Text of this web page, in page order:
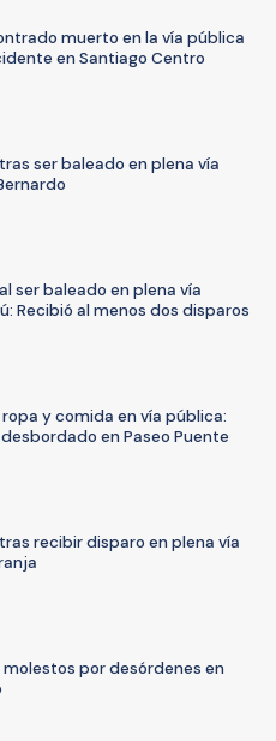
muerto en la vía pública
en Santiago Centro
ser baleado en plena vía
ser baleado en plena vía
Recibió al menos dos disparos
ropa y comida en vía pública:
en Paseo Puente
recibir disparo en plena vía
molestos por desórdenes en